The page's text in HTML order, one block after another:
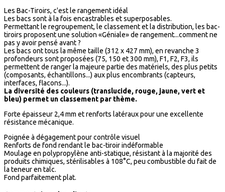
Les Bac-Tiroirs, c'est le rangement idéal
Les bacs sont à la fois encastrables et superposables.
Permettant le regroupement, le classement et la distribution, les bac-
tiroirs proposent une solution «Géniale» de rangement...comment ne
pas y avoir pensé avant ?
Les bacs ont tous la même taille (312 x 427 mm), en revanche 3
profondeurs sont proposées (75, 150 et 300 mm), F1, F2, F3, ils
permettent de ranger la majeure partie des matériels, des plus petits
(composants, échantillons...) aux plus encombrants (capteurs,
interfaces, flacons...).
La diversité des couleurs (translucide, rouge, jaune, vert et
bleu) permet un classement par thème.
Forte épaisseur 2,4 mm et renforts latéraux pour une excellente
résistance mécanique.
Poignée à dégagement pour contrôle visuel
Renforts de fond rendant le bac-tiroir indéformable
Moulage en polypropylène anti-statique, résistant à la majorité des
produits chimiques, stérilisables à 108°C, peu combustible du fait de
la teneur en talc.
Fond parfaitement plat.